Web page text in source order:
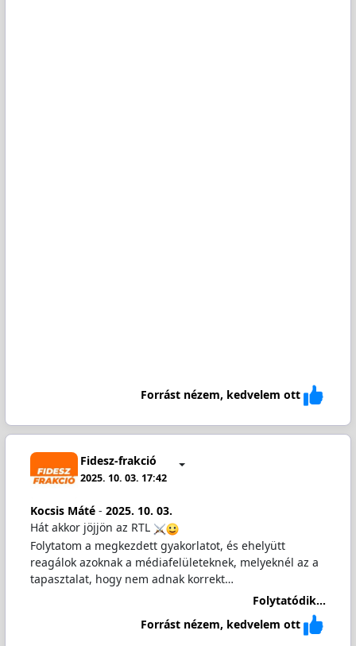
Forrást nézem, kedvelem ott
Fidesz-frakció
2025. 10. 03. 17:42
Kocsis Máté- 2025. 10. 03.
Hát akkor jöjjön az RTL
Folytatom a megkezdett gyakorlatot, és ehelyütt
reagálok azoknak a médiafelületeknek, melyeknél az a
tapasztalat, hogy nem adnak korrekt…
Folytatódik...
Forrást nézem, kedvelem ott